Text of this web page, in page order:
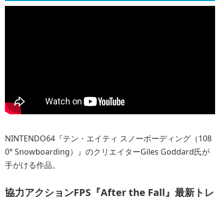
NINTENDO64『テン・エイティ スノーボーディング（108
0° Snowboarding）』のクリエイターGiles Goddard氏が
手がける作品。
協力アクションFPS『After the Fall』最新トレ